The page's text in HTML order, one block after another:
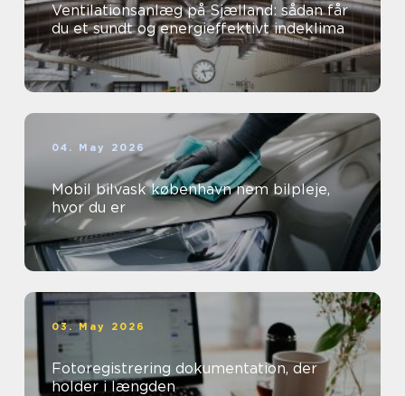
Ventilationsanlæg på Sjælland: sådan får
du et sundt og energieffektivt indeklima
04. May 2026
Mobil bilvask københavn nem bilpleje,
hvor du er
03. May 2026
Fotoregistrering dokumentation, der
holder i længden